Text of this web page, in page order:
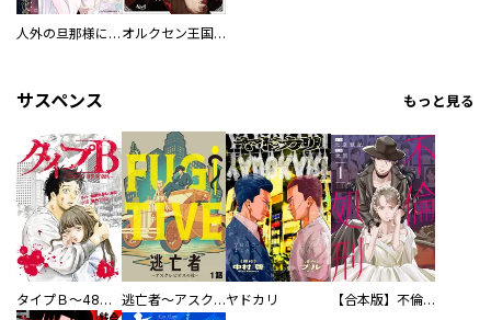
人外の旦那様に娶られ毎晩ナカまで愛される…。アンソロジー オルクセン王国史
サスペンス もっと見る
タイプＢ～48時間後、致死率100％～【単話】 逃亡者～アスクレピオスの杖～ヤドカリ 【合本版】不倫処刑